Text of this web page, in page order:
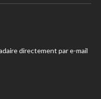
directement par e-mail